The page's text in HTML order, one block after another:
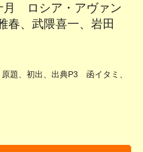
ロシア・アヴァン
、武隈喜一、岩田
題、初出、出典P3 函イタミ、